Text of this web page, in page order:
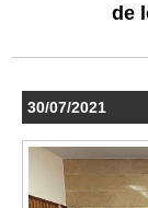
de
30/07/2021